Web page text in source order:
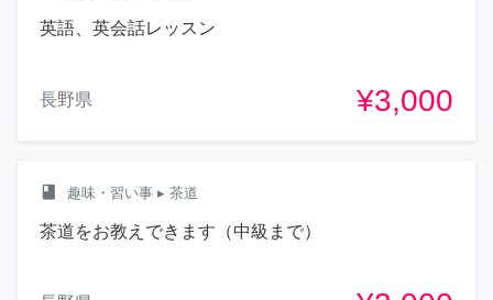
英語、英会話レッスン
長野県 ¥3,000
class 趣味・習い事 ▸ 茶道
茶道をお教えできます（中級まで）